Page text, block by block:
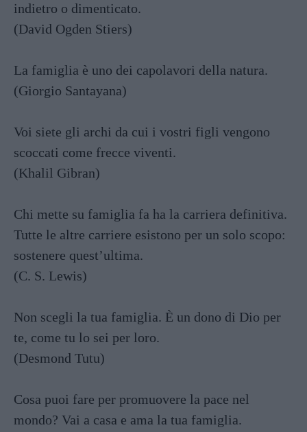
indietro o dimenticato.
(David Ogden Stiers)
La famiglia è uno dei capolavori della natura.
(Giorgio Santayana)
Voi siete gli archi da cui i vostri figli vengono
scoccati come frecce viventi.
(Khalil Gibran)
Chi mette su famiglia fa ha la carriera definitiva.
Tutte le altre carriere esistono per un solo scopo:
sostenere quest’ultima.
(C. S. Lewis)
Non scegli la tua famiglia. È un dono di Dio per
te, come tu lo sei per loro.
(Desmond Tutu)
Cosa puoi fare per promuovere la pace nel
mondo? Vai a casa e ama la tua famiglia.